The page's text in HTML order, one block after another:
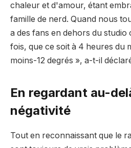
chaleur et d'amour, étant
famille de nerd. Quand nous
a des fans en dehors du studio
fois, que ce soit à 4 heures du
moins-12 degrés », a-t-il
En regardant au-
négativité
Tout en reconnaissant que le